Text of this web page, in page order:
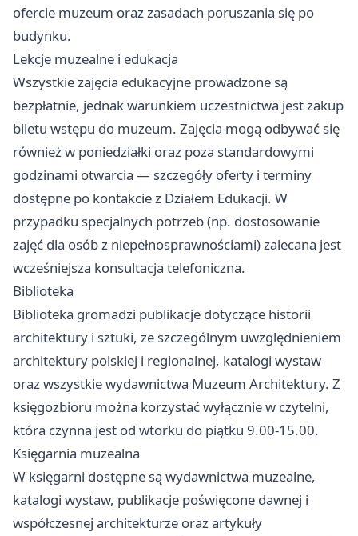
ofercie muzeum oraz zasadach poruszania się po
budynku.
Lekcje muzealne i edukacja
Wszystkie zajęcia edukacyjne prowadzone są
bezpłatnie, jednak warunkiem uczestnictwa jest zakup
biletu wstępu do muzeum. Zajęcia mogą odbywać się
również w poniedziałki oraz poza standardowymi
godzinami otwarcia — szczegóły oferty i terminy
dostępne po kontakcie z Działem Edukacji. W
przypadku specjalnych potrzeb (np. dostosowanie
zajęć dla osób z niepełnosprawnościami) zalecana jest
wcześniejsza konsultacja telefoniczna.
Biblioteka
Biblioteka gromadzi publikacje dotyczące historii
architektury i sztuki, ze szczególnym uwzględnieniem
architektury polskiej i regionalnej, katalogi wystaw
oraz wszystkie wydawnictwa Muzeum Architektury. Z
księgozbioru można korzystać wyłącznie w czytelni,
która czynna jest od wtorku do piątku 9.00-15.00.
Księgarnia muzealna
W księgarni dostępne są wydawnictwa muzealne,
katalogi wystaw, publikacje poświęcone dawnej i
współczesnej architekturze oraz artykuły